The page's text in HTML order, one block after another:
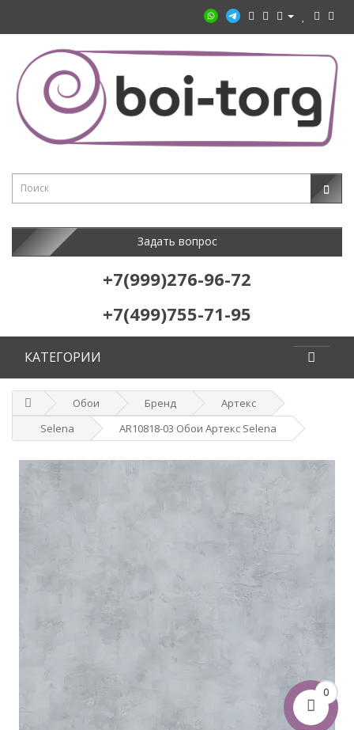
0
Задать вопрос
+7(999)276-96-72
+7(499)755-71-95
КАТЕГОРИИ
Обои Бренд
Артекс
Selena
AR10818-03 Обои Артекс Selena